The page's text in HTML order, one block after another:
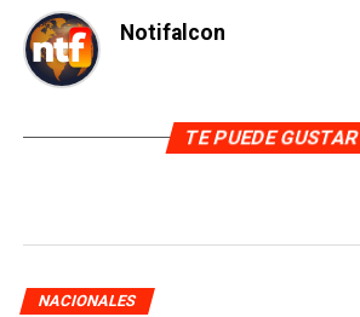
Notifalcon
TE PUEDE GUSTAR
NACIONALES